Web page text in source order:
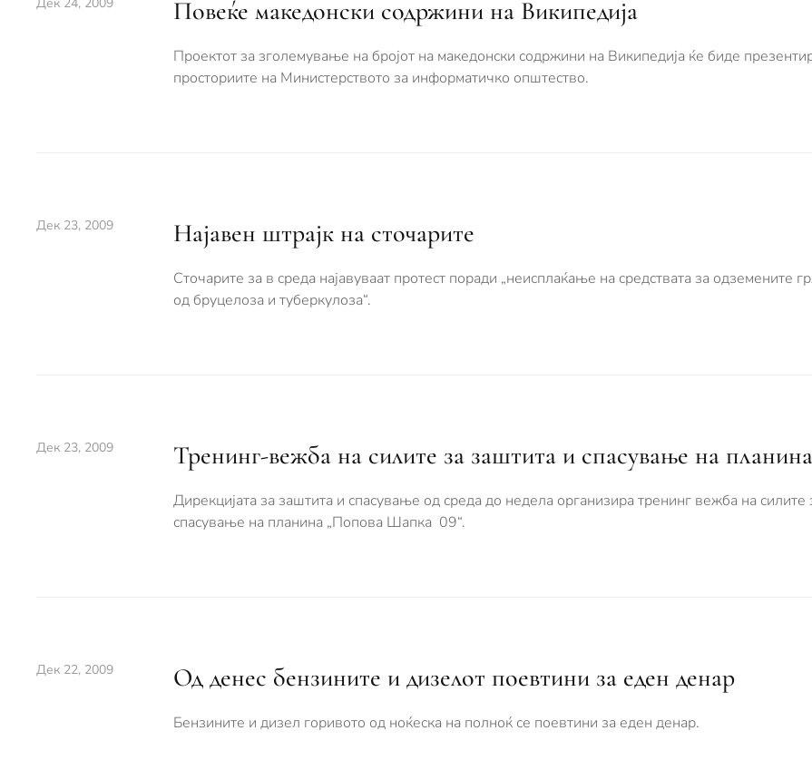
Повеќе македонски содржини на Википедија
Проектот за зголемување на бројот на македонски содржини на Википедија ќе биде
просториите на Министерството за информатичко општество.
Дек 23, 2009 Најавен штрајк на сточарите
Сточарите за в среда најавуваат протест поради „неисплаќање на средствата за одземените
од бруцелоза и туберкулоза“.
Дек 23, 2009 Тренинг-вежба на силите за заштита и спасување на планина
Дирекцијата за заштита и спасување од среда до недела организира тренинг вежба на силите
спасување на планина „Попова Шапка 09“.
Дек 22, 2009 Од денес бензините и дизелот поевтини за еден денар
Бензините и дизел горивото од ноќеска на полноќ се поевтини за еден денар.